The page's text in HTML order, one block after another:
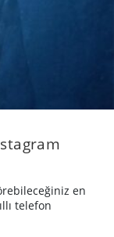
en
telefon